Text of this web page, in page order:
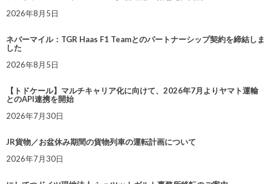
2026年8月5日
ネバーマイル：TGR Haas F1 Teamとのパートナーシップ契約を締結しま
した
2026年8月5日
【トドケール】マルチキャリア化に向けて、2026年7月よりヤマト運輸
とのAPI連携を開始
2026年7月30日
JR貨物／お盆休み期間の貨物列車の運転計画について
2026年7月30日